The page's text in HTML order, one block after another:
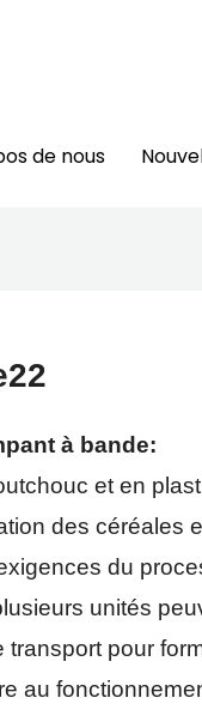
de nous
à bande:
et en
des céréales
du
unités
pour
au